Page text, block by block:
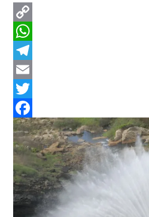
Copy
Link
WhatsApp
Telegram
Email
Twitter
Facebook